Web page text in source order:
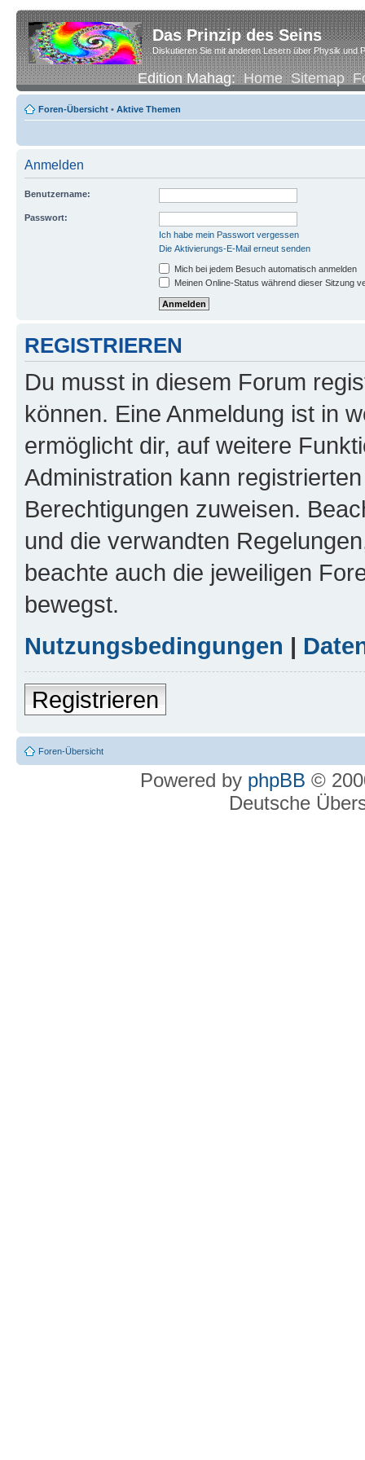
Das Prinzip des Seins
Diskutieren Sie mit anderen Lesern über Physik und
Edition Mahag:Home Sitemap
Foren-Übersicht • Aktive Themen
Anmelden
Benutzername:
Passwort:
Ich habe mein Passwort vergessen
Die Aktivierungs-E-Mail erneut senden
Mich bei jedem Besuch automatisch anmelden
Meinen Online-Status während dieser Sitzung
REGISTRIEREN
Du musst in diesem Forum
können. Eine Anmeldung ist in
ermöglicht dir, auf weitere
Administration kann
Berechtigungen zuweisen.
und die verwandten
beachte auch die jeweiligen
bewegst.
Nutzungsbedingungen |
Registrieren
Foren-Übersicht
Powered by phpBB ©
Deutsche